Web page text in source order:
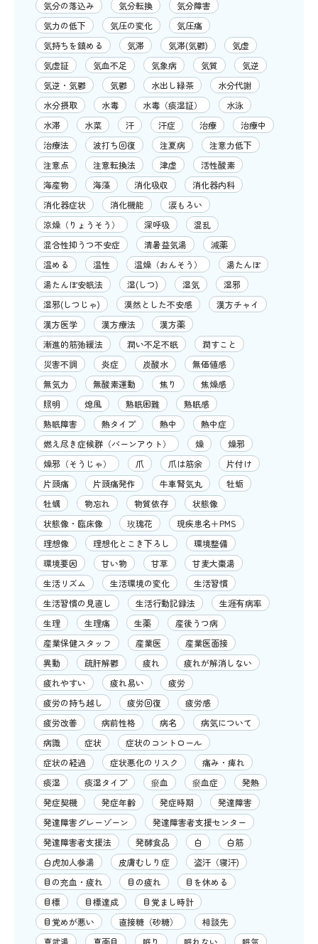
気分の落込み
気分転換
気分障害
気力の低下
気圧の変化
気圧痛
気持ちを鎮める
気滞 気滞(気鬱)
気虚
気虚証
気血不足 気象病 気質
気逆
気逆・気鬱
気鬱 水出し緑茶
水分代謝
水分摂取
水毒 水毒（痰湿証）
水泳
水滞
水菜 汗 汗症 治療
治療中
治療法
波打ち回復 注夏病
注意力低下
注意点
注意転換法 津虚
活性酸素
海産物
海藻 消化吸収
消化器内科
消化器症状
消化機能
涙もろい
涼燥（りょうそう）
深呼吸
混乱
混合性抑うつ不安症
清暑益気湯
減薬
温める
温性 温燥（おんそう）
湯たんぽ
湯たんぽ安眠法
湿(しつ) 湿気
湿邪
湿邪(しつじゃ)
漠然とした不安感
漢方チャイ
漢方医学
漢方療法
漢方薬
漸進的筋弛緩法
潤い不足不眠
潤すこと
災害不調
炎症 炭酸水
無価値感
無気力
無酸素運動 焦り
焦燥感
照明
熄風 熟眠困難
熟眠感
熟眠障害
熱タイプ 熱中
熱中症
燃え尽き症候群（バーンアウト）
燥
燥邪
燥邪（そうじゃ）
爪 爪は筋余
片付け
片頭痛
片頭痛発作 牛車腎気丸
牡蛎
牡蠣
物忘れ 物質依存
状態像
状態像・臨床像
玫瑰花
現疾患名＋PMS
理想像
理想化とこき下ろし
環境整備
環境要因
甘い物 甘草
甘麦大棗湯
生活リズム
生活環境の変化
生活習慣
生活習慣の見直し
生活行動記録法
生涯有病率
生理
生理痛 生薬
産後うつ病
産業保健スタッフ
産業医
産業医面接
異動
疏肝解鬱 疲れ
疲れが解消しない
疲れやすい
疲れ易い
疲労
疲労の持ち越し
疲労回復
疲労感
疲労改善
病前性格 病名
病気について
病識
症状
症状のコントロール
症状の経過
症状悪化のリスク
痛み・痺れ
痰湿
痰湿タイプ 瘀血 瘀血症
発熱
発症契機
発症年齢 発症時期
発達障害
発達障害グレーゾーン
発達障害者支援センター
発達障害者支援法
発酵食品 白
白筋
白虎加人参湯
皮膚むしり症
盗汗（寝汗)
目の充血・疲れ
目の疲れ
目を休める
目標
目標達成
目覚まし時計
目覚めが悪い
直接糖（砂糖）
相談先
真武湯
真面目 眠り 眠れない
眠気